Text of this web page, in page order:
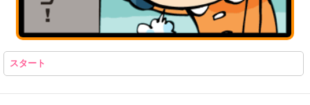
スタート